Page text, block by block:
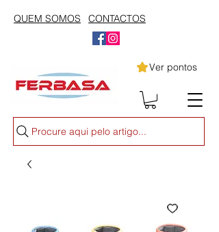
QUEM SOMOS CONTACTOS
Ver pontos
Procure aqui pelo artigo...